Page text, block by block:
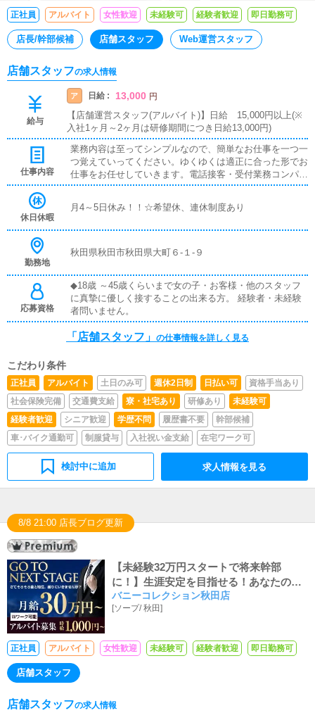
正社員 アルバイト 女性歓迎 未経験可 経験者歓迎 即日勤務可
店長/幹部候補 店舗スタッフ Web運営スタッフ
店舗スタッフの求人情報
給与
ア 日給 : 13,000 円
【店舗運営スタッフ(アルバイト)】日給 15,000円以上(※
入社1ヶ月～2ヶ月は研修期間につき日給13,000円)
仕事内容
業務内容は至ってシンプルなので、簡単なお仕事を一つ一
つ覚えていってください。ゆくゆくは適正に合った形でお
仕事をお任せしていきます。電話接客・受付業務コンパニ
オン勤務管理イベントなどの企画立案ホームページ更新業
休日休暇
月4～5日休み！！☆希望休、連休制度あり
勤務地
秋田県秋田市秋田県大町６-１-９
応募資格
◆18歳 ～45歳くらいまで女の子・お客様・他のスタッフ
に真摯に優しく接することの出来る方。 経験者・未経験
者問いません。
「店舗スタッフ」 の仕事情報を詳しく見る
こだわり条件
正社員 アルバイト 土日のみ可 週休2日制 日払い可
資格手当あり
社会保険完備
交通費支給 寮・社宅あり 研修あり
未経験可
経験者歓迎
シニア歓迎 学歴不問 履歴書不要
幹部候補
車･バイク通勤可
制服貸与 入社祝い金支給 在宅ワーク可
検討中に追加 求人情報を見る
8/8 21:00 店長ブログ更新
【未経験32万円スタートで将来幹部
に！】生涯安定を目指せる！あなたの頑
張り次第で高収入・高ポストが得られま
す！通勤交通費支給・昇給有・賞与有・
バニーコレクション秋田店
[ソープ/秋田]
正社員 アルバイト 女性歓迎 未経験可 経験者歓迎 即日勤務可
店舗スタッフ
店舗スタッフの求人情報